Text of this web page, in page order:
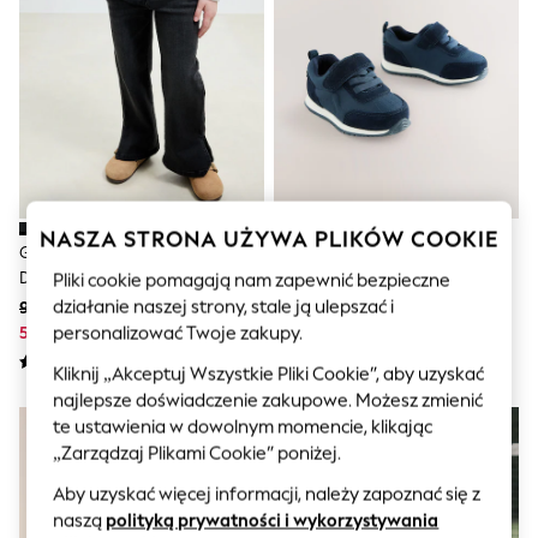
Sunglasses
Men's Holiday Shop
All Swimwear
Accessories
Bags & Luggage
Footwear
Hats
Linen Collection
Loafers
Sandals & Flipflops
Shorts
Sunglasses
T-Shirts
Boys Holiday Shop
All swimwear
Ponchos & Toweling sets
Sun Hats & Caps
Polo Shirts
Rash Vests
Sandals & Sliders
Shirts
Grafitowoszara - Rozkloszowane
Dżinsy (3–16 Lat)
98 zł - 129 zł
53 zł - 70 zł
Granatowy - Buty Sportowe
First Walker Z Zapięciem Na
Rzep
160 zł
72 zł
NASZA STRONA UŻYWA PLIKÓW COOKIE
Pliki cookie pomagają nam zapewnić bezpieczne
działanie naszej strony, stale ją ulepszać i
personalizować Twoje zakupy.
Kliknij „Akceptuj Wszystkie Pliki Cookie”, aby uzyskać
najlepsze doświadczenie zakupowe. Możesz zmienić
te ustawienia w dowolnym momencie, klikając
„Zarządzaj Plikami Cookie” poniżej.
Aby uzyskać więcej informacji, należy zapoznać się z
naszą polityką prywatności i wykorzystywania